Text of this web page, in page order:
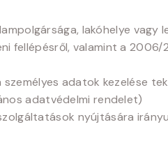
lakóhelye vagy
fellépésről, valamint a 2006/
a személyes adatok kezelése
adatvédelmi rendelet)
nyújtására